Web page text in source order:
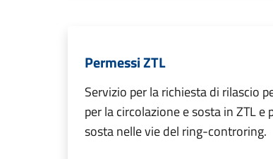
Permessi ZTL
Servizio per la richiesta di rilascio
per la circolazione e sosta in ZTL e
sosta nelle vie del ring-controring.